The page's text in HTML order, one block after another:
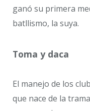
ganó su primera
batllismo, la suya.
Toma y daca
El manejo de los
que nace de la